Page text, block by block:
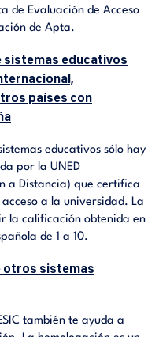
de Evaluación de Acceso
de Apta.
sistemas educativos
países con
educativos sólo hay
por la UNED
a Distancia) que certifica
a la universidad. La
la calificación obtenida en
de 1 a 10.
otros sistemas
también te ayuda a